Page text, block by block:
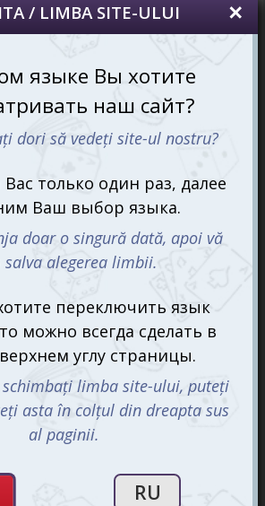
и числовым значением.
зависит от размера компании
по очереди выкладывают в общий
авокадо, а за ним последовательно
а затем снова возвращаются к
подкрался незаметно – если на
которое совпадает с числом,
текущем ходу, это становится
игроки должны быстро разложить
последним, забирает все карты с
и подлость карт